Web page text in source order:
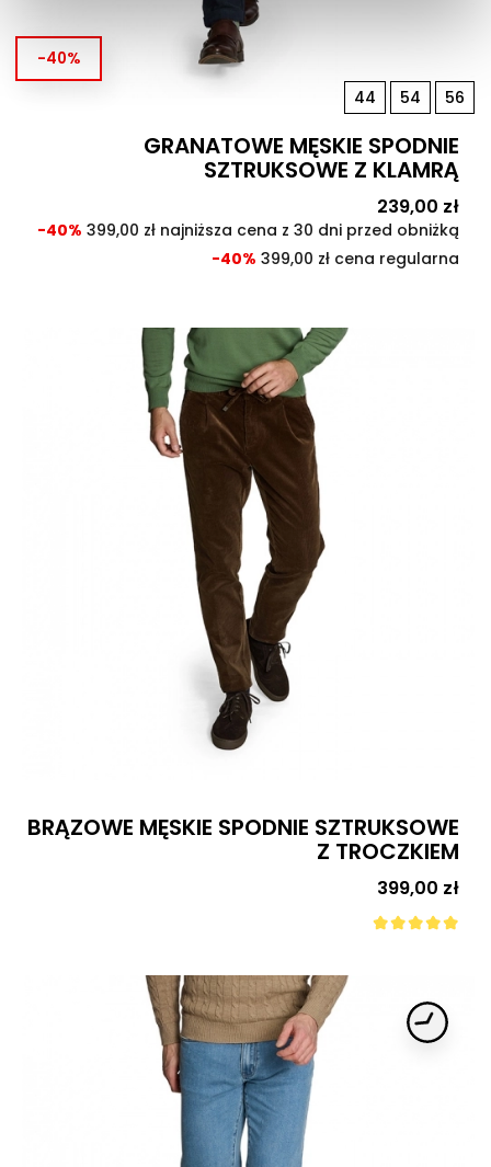
-40%
44 54 56
GRANATOWE MĘSKIE SPODNIE
SZTRUKSOWE Z KLAMRĄ
Cena
239,00 zł
-40% 399,00 zł najniższa cena z 30 dni przed obniżką
-40% 399,00 zł cena regularna
BRĄZOWE MĘSKIE SPODNIE SZTRUKSOWE
Z TROCZKIEM
Cena
399,00 zł